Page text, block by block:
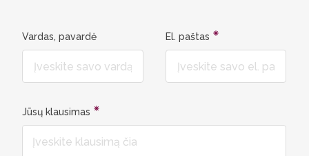
Vardas, pavardė El. paštas
Jūsų klausimas